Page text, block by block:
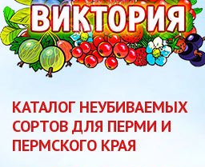
КАТАЛОГ НЕУБИВАЕМЫХ
СОРТОВ ДЛЯ ПЕРМИ И
ПЕРМСКОГО КРАЯ